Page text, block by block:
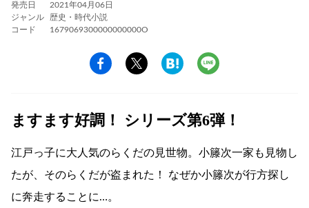
発売日
2021年04月06日
ジャンル
歴史・時代小説
コード
1679069300000000000O
ますます好調！ シリーズ第6弾！
江戸っ子に大人気のらくだの見世物。小籐次一家も見物し
たが、そのらくだが盗まれた！ なぜか小籐次が行方探し
に奔走することに…。